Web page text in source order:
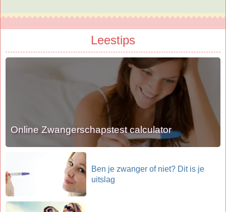
Leestips
Online Zwangerschapstest calculator
Ben je zwanger of niet? Dit is je
uitslag